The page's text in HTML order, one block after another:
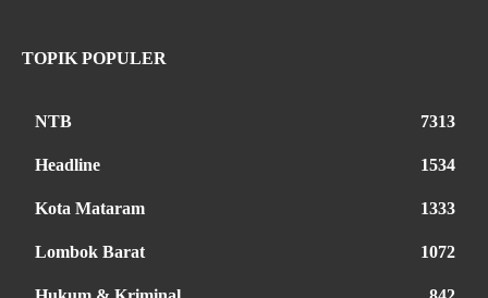
TOPIK POPULER
NTB 7313
Headline 1534
Kota Mataram 1333
Lombok Barat 1072